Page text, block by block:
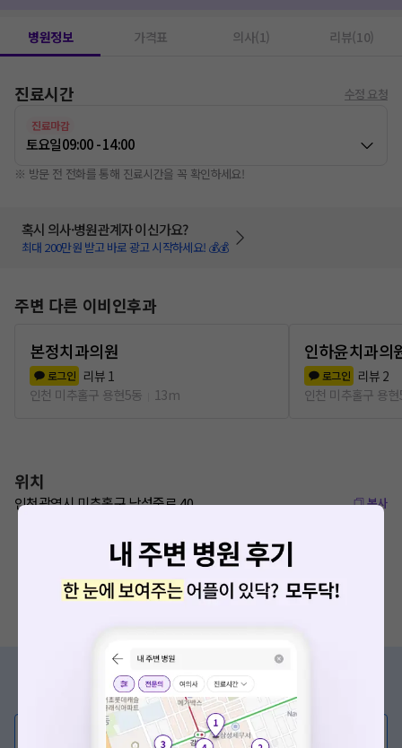
병원정보 가격표 의사(1) 리뷰(10)
진료시간 수정 요청
진료마감
토요일09:00 - 14:00
※ 방문 전 전화를 통해 진료시간을 꼭 확인하세요!
혹시 의사·병원관계자 이신가요?
최대 200만원 받고 바로 광고 시작하세요! 💰💰
주변 다른 이비인후과
본정치과의원
로그인 리뷰 1
인천 미추홀구 용현5동
13m
인하윤치과의
로그인 리뷰 2
인천 미추홀구 용
위치
인천광역시 미추홀구 낙섬중로 40 복사
증상/치료, 궁금한 점이 있나요?
의사가 직접 답해드려요!
💬 무엇이든 물어보세요